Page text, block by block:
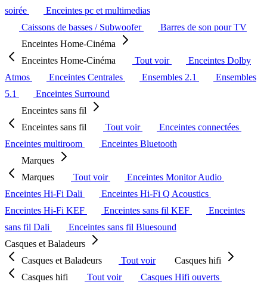
soirée
Enceintes pc et multimedias
Caissons de basses / Subwoofer
Barres de son pour TV
Enceintes Home-Cinéma
Enceintes Home-Cinéma
Tout voir
Enceintes Dolby
Atmos
Enceintes Centrales Ensembles 2.1
Ensembles
5.1
Enceintes Surround
Enceintes sans fil
Enceintes sans fil
Tout voir
Enceintes connectées
Enceintes multiroom
Enceintes Bluetooth
Marques
Marques
Tout voir
Enceintes Monitor Audio
Enceintes Hi-Fi Dali
Enceintes Hi-Fi Q Acoustics
Enceintes Hi-Fi KEF
Enceintes sans fil KEF
Enceintes
sans fil Dali
Enceintes sans fil Bluesound
Casques et Baladeurs
Casques et Baladeurs
Tout voir
Casques hifi
Casques hifi
Tout voir
Casques Hifi ouverts